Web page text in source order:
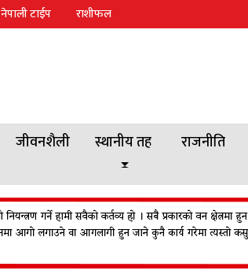
नेपाली टाईप राशीफल
जीवनशैली स्थानीय तह राजनीति